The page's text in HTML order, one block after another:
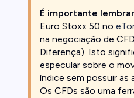
É importante
Euro Stoxx 50 no
na negociação de
Diferença). Isto
especular sobre o
índice sem possuir as
Os CFDs são uma